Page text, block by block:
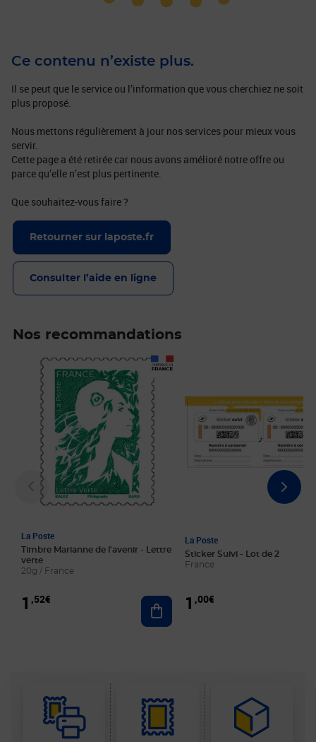
Ce contenu n’existe plus.
Il se peut que le service ou l’information que vous cherchiez ne soit
plus proposé.
Nous mettons régulièrement à jour nos services pour mieux vous
servir.
Cette page a été retirée car nous avons amélioré notre offre ou
parce qu’elle n’est plus pertinente.
Que souhaitez-vous faire ?
Retourner sur laposte.fr
Consulter l’aide en ligne
Nos recommandations
La Poste
Timbre Marianne de l'avenir - Lettre
verte
20g / France
1 ,52€
Prix 1,52€
Ajouter au panier
La Poste
Sticker Suivi - Lot de 2
France
1 ,00€